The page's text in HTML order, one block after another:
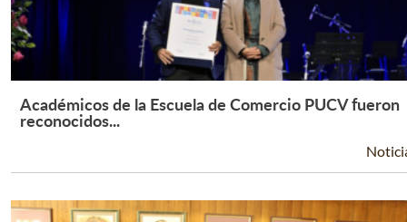
Leer Más +
Académicos de la Escuela de Comercio PUCV fueron
reconocidos...